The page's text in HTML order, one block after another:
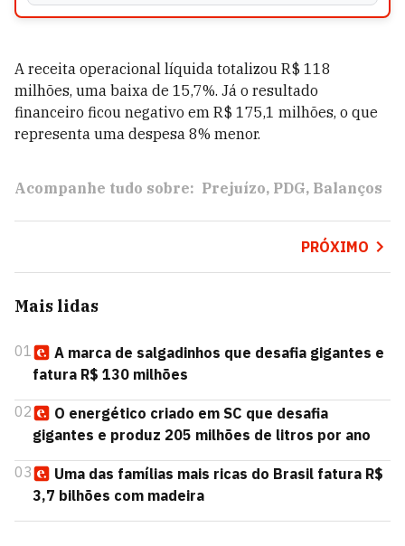
A receita operacional líquida totalizou R$ 118
milhões, uma baixa de 15,7%. Já o resultado
financeiro ficou negativo em R$ 175,1 milhões, o que
representa uma despesa 8% menor.
Acompanhe tudo sobre: Prejuízo PDG Balanços
PRÓXIMO
Mais lidas
01
A marca de salgadinhos que desafia gigantes e
fatura R$ 130 milhões
02
O energético criado em SC que desafia
gigantes e produz 205 milhões de litros por ano
03
Uma das famílias mais ricas do Brasil fatura R$
3,7 bilhões com madeira